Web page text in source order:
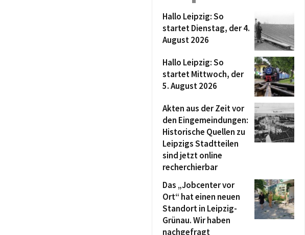
Hallo Leipzig: So
startet Dienstag, der 4.
August 2026
Hallo Leipzig: So
startet Mittwoch, der
5. August 2026
Akten aus der Zeit vor
den Eingemeindungen:
Historische Quellen zu
Leipzigs Stadtteilen
sind jetzt online
recherchierbar
Das „Jobcenter vor
Ort“ hat einen neuen
Standort in Leipzig-
Grünau. Wir haben
nachgefragt